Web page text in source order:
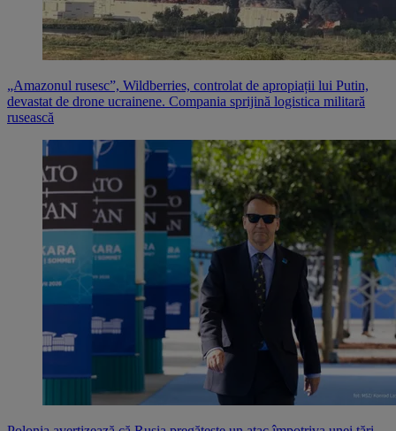
„Amazonul rusesc”, Wildberries, controlat de apropiații lui Putin,
devastat de drone ucrainene. Compania sprijină logistica militară
rusească